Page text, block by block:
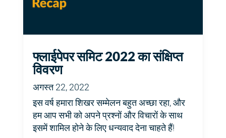
फ्लाईपेपर समिट 2022 का संक्षिप्त
विवरण
अगस्त 22, 2022
इस वर्ष हमारा शिखर सम्मेलन बहुत अच्छा रहा, और
हम आप सभी को अपने प्रश्नों और विचारों के साथ
इसमें शामिल होने के लिए धन्यवाद देना चाहते हैं!